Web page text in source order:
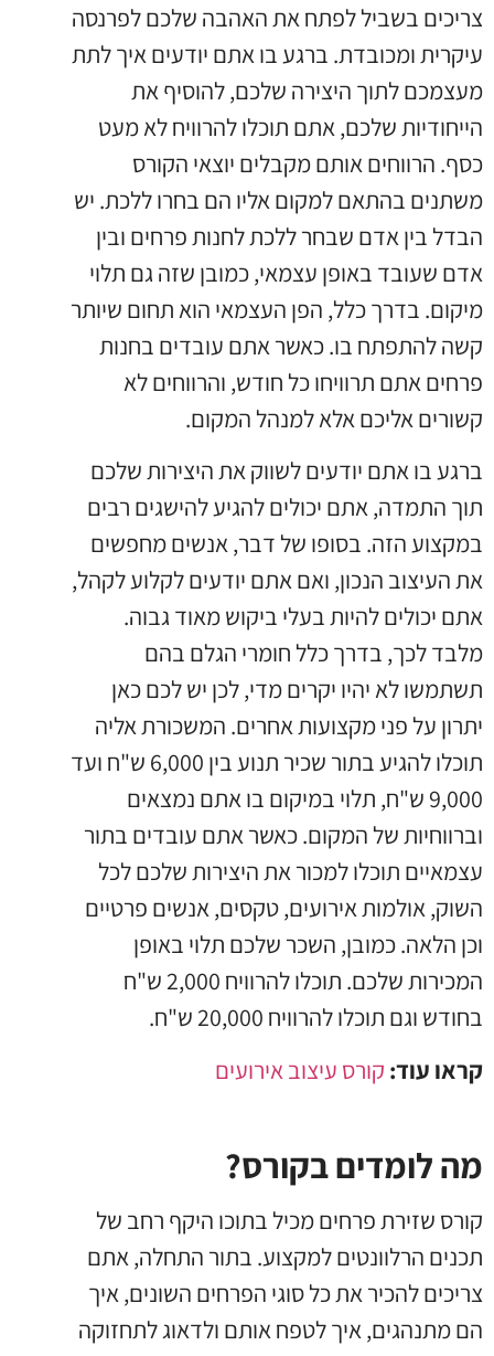
צריכים בשביל לפתח את האהבה שלכם לפרנסה
עיקרית ומכובדת. ברגע בו אתם יודעים איך לתת
מעצמכם לתוך היצירה שלכם, להוסיף את
הייחודיות שלכם, אתם תוכלו להרוויח לא מעט
כסף. הרווחים אותם מקבלים יוצאי הקורס
משתנים בהתאם למקום אליו הם בחרו ללכת. יש
הבדל בין אדם שבחר ללכת לחנות פרחים ובין
אדם שעובד באופן עצמאי, כמובן שזה גם תלוי
מיקום. בדרך כלל, הפן העצמאי הוא תחום שיותר
קשה להתפתח בו. כאשר אתם עובדים בחנות
פרחים אתם תרוויחו כל חודש, והרווחים לא
קשורים אליכם אלא למנהל המקום.
ברגע בו אתם יודעים לשווק את היצירות שלכם
תוך התמדה, אתם יכולים להגיע להישגים רבים
במקצוע הזה. בסופו של דבר, אנשים מחפשים
את העיצוב הנכון, ואם אתם יודעים לקלוע לקהל,
אתם יכולים להיות בעלי ביקוש מאוד גבוה.
מלבד לכך, בדרך כלל חומרי הגלם בהם
תשתמשו לא יהיו יקרים מדי, לכן יש לכם כאן
יתרון על פני מקצועות אחרים. המשכורת אליה
תוכלו להגיע בתור שכיר תנוע בין 6,000 ש"ח ועד
9,000 ש"ח, תלוי במיקום בו אתם נמצאים
וברווחיות של המקום. כאשר אתם עובדים בתור
עצמאיים תוכלו למכור את היצירות שלכם לכל
השוק, אולמות אירועים, טקסים, אנשים פרטיים
וכן הלאה. כמובן, השכר שלכם תלוי באופן
המכירות שלכם. תוכלו להרוויח 2,000 ש"ח
בחודש וגם תוכלו להרוויח 20,000 ש"ח.
קראו עוד: קורס עיצוב אירועים
מה לומדים בקורס?
קורס שזירת פרחים מכיל בתוכו היקף רחב של
תכנים הרלוונטים למקצוע. בתור התחלה, אתם
צריכים להכיר את כל סוגי הפרחים השונים, איך
הם מתנהגים, איך לטפח אותם ולדאוג לתחזוקה